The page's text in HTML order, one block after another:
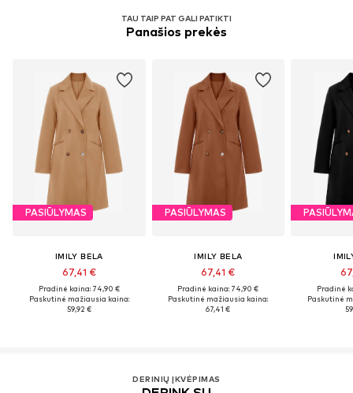
TAU TAIP PAT GALI PATIKTI
Panašios prekės
PASIŪLYMAS
IMILY BELA
67,41 €
Pradinė kaina: 74,90 €
Paskutinė mažiausia kaina:
59,92 €
PASIŪLYMAS
IMILY BELA
67,41 €
Pradinė kaina: 74,90 €
Paskutinė mažiausia kaina:
67,41 €
Pradinė
Paskutinė
DERINIŲ ĮKVĖPIMAS